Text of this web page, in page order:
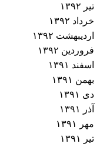
تیر ۱۳۹۲
خرداد ۱۳۹۲
اردیبهشت ۱۳۹۲
فروردین ۱۳۹۲
اسفند ۱۳۹۱
بهمن ۱۳۹۱
دی ۱۳۹۱
آذر ۱۳۹۱
مهر ۱۳۹۱
تیر ۱۳۹۱